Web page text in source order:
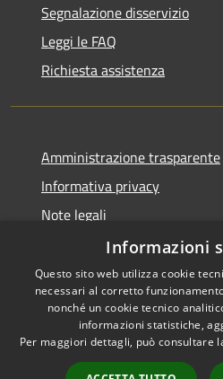
Segnalazione disservizio
Leggi le FAQ
Richiesta assistenza
Amministrazione trasparente
Informativa privacy
Note legali
Dichiarazione di accessibilità
RSS
Accessibilità
Informazioni
Questo sito web utilizza cookie
necessari al corretto
nonché un cookie tecnico
informazioni statistiche,
Per maggiori dettagli, può consultare